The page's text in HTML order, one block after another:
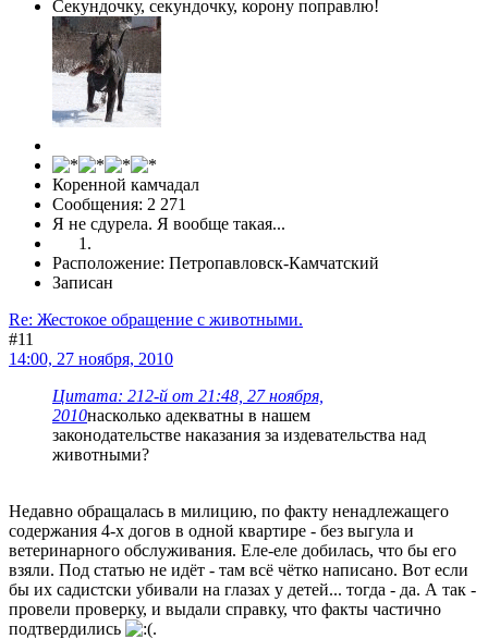
Секундочку, секундочку, корону поправлю!
Коренной камчадал
Сообщения: 2 271
Я не сдурела. Я вообще такая...
Расположение: Петропавловск-Камчатский
Записан
Re: Жестокое обращение с животными.
#11
14:00, 27 ноября, 2010
Цитата: 212-й от 21:48, 27 ноября,
2010насколько адекватны в нашем
законодательстве наказания за издевательства над
животными?
Недавно обращалась в милицию, по факту ненадлежащего
содержания 4-х догов в одной квартире - без выгула и
ветеринарного обслуживания. Еле-еле добилась, что бы его
взяли. Под статью не идёт - там всё чётко написано. Вот если
бы их садистски убивали на глазах у детей... тогда - да. А так -
провели проверку, и выдали справку, что факты частично
подтвердились
.